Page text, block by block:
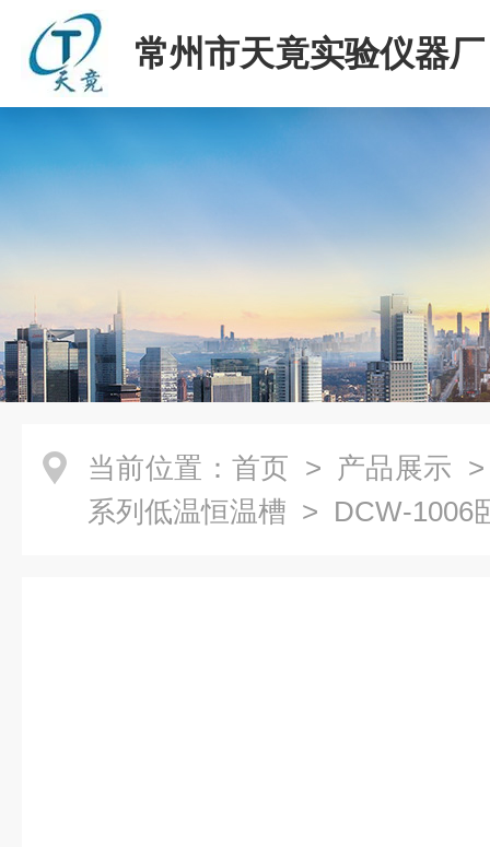
常州市天竟实验仪器厂
当前位置： 首页 > 产品展示
系列低温恒温槽 > DCW-1006